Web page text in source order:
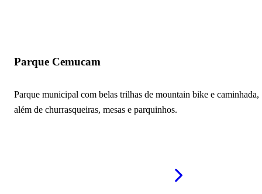
Parque Cemucam
Parque municipal com belas trilhas de mountain bike e caminhada,
além de churrasqueiras, mesas e parquinhos.